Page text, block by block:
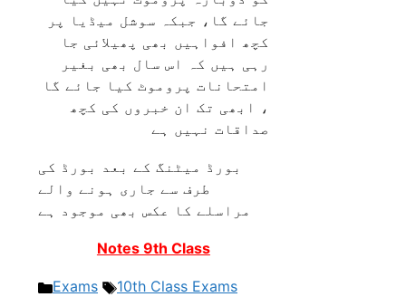
جائے گا، جبکہ سوشل میڈیا پر
کچھ افواہیں بھی پھیلائی جا
رہی ہیں کہ اس سال بھی بغیر
امتحانات پروموٹ کیا جائے گا
، ابھی تک ان خبروں کی کچھ
صداقات نہیں ہے
بورڈ میٹنگ کے بعد بورڈ کی
طرف سے جاری ہونے والے
مراسلے کا عکس بھی موجود ہے
Notes 9th Class
Categories
Exams Tags
10th Class Exams